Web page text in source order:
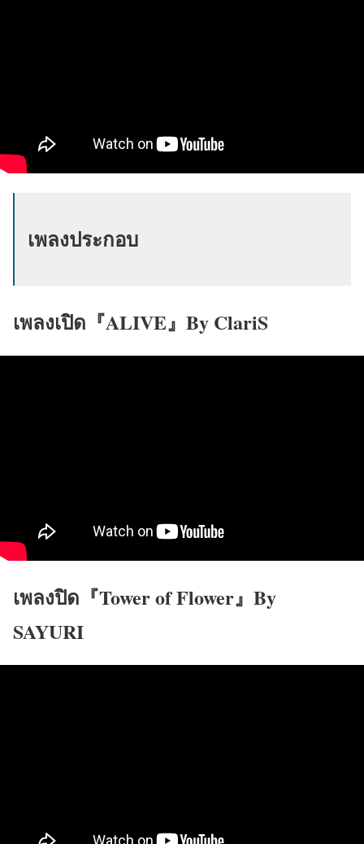
เพลงประกอบ
เพลงเปิด『ALIVE』 By ClariS
เพลงปิด『Tower of Flower』 By
SAYURI